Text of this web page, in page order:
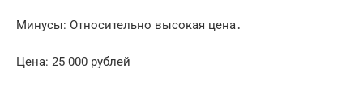
Минусы: Относительно высокая цена․
Цена: 25 000 рублей